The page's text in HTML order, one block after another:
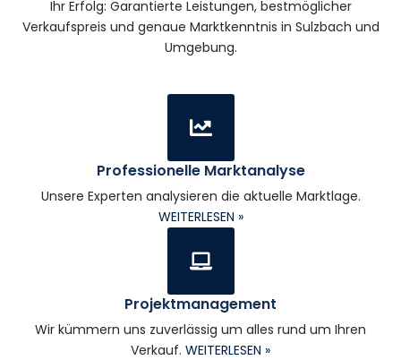
Ihr Erfolg: Garantierte Leistungen, bestmöglicher
Verkaufspreis und genaue Marktkenntnis in Sulzbach und
Umgebung.
Professionelle Marktanalyse
Unsere Experten analysieren die aktuelle Marktlage.
WEITERLESEN »
Projektmanagement
Wir kümmern uns zuverlässig um alles rund um Ihren
Verkauf. WEITERLESEN »